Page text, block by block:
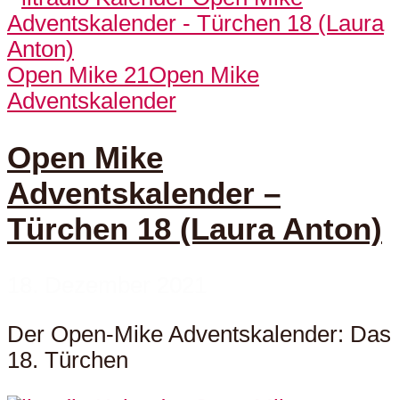
Open Mike 21Open Mike
Adventskalender
Open Mike
Adventskalender –
Türchen 18 (Laura Anton)
Der Open-Mike Adventskalender: Das
18. Türchen